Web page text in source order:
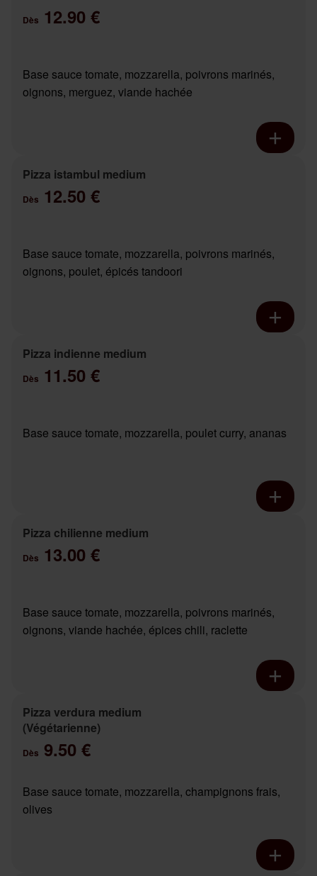
Dès 12.90 €
Base sauce tomate, mozzarella, poivrons marinés,
oignons, merguez, viande hachée
Pizza istambul medium
Dès 12.50 €
Base sauce tomate, mozzarella, poivrons marinés,
oignons, poulet, épicés tandoori
Pizza indienne medium
Dès 11.50 €
Base sauce tomate, mozzarella, poulet curry, ananas
Pizza chilienne medium
Dès 13.00 €
Base sauce tomate, mozzarella, poivrons marinés,
oignons, viande hachée, épices chili, raclette
Pizza verdura medium
(Végétarienne)
Dès 9.50 €
Base sauce tomate, mozzarella, champignons frais,
olives